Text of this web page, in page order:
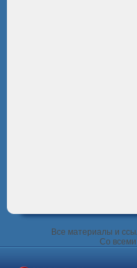
Все материалы и
Со